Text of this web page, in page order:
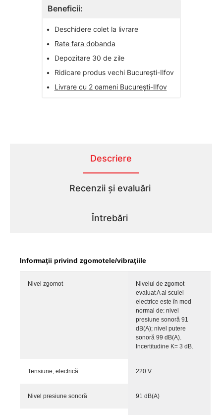
Beneficii:
•
Deschidere colet la livrare
•
Rate fara dobanda
•
Depozitare 30 de zile
•
Ridicare produs vechi București-Ilfov
•
Livrare cu 2 oameni București-Ilfov
Descriere
Recenzii și evaluări
Întrebări
Informaţii privind zgomotele/vibraţiile
Nivel zgomot
Nivelul de zgomot
evaluat A al sculei
electrice este în mod
normal de: nivel
presiune sonoră 91
dB(A); nivel putere
sonoră 99 dB(A).
Incertitudine K= 3 dB.
Tensiune, electrică 220 V
Nivel presiune sonoră 91 dB(A)